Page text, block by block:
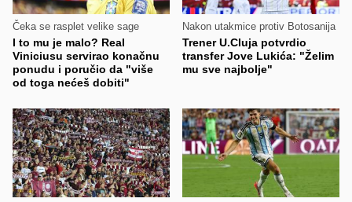
Čeka se rasplet velike sage
I to mu je malo? Real
Viniciusu servirao konačnu
ponudu i poručio da "više
od toga nećeš dobiti"
Nakon utakmice protiv Botosanija
Trener U.Cluja potvrdio
transfer Jove Lukića: "Želim
mu sve najbolje"